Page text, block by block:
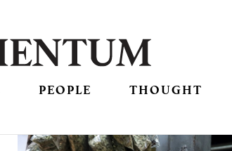
PEOPLE THOUGHT